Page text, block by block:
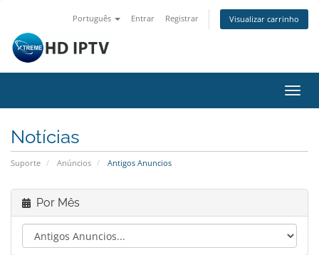
Português Entrar Registrar Visualizar carrinho
Notícias
Suporte Anúncios Antigos Anuncios
Por Mês